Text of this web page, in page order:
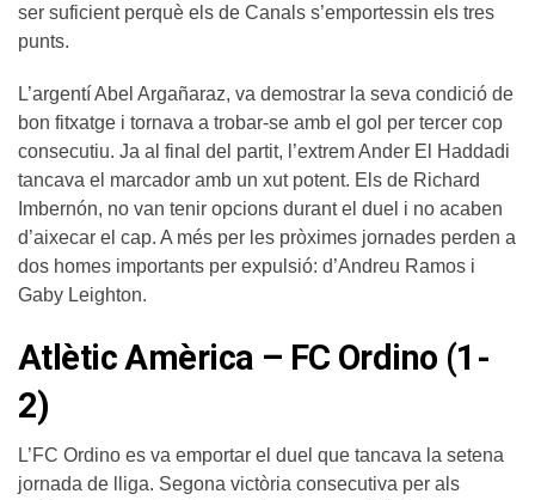
ser suficient perquè els de Canals s’emportessin els tres
punts.
L’argentí Abel Argañaraz, va demostrar la seva condició de
bon fitxatge i tornava a trobar-se amb el gol per tercer cop
consecutiu. Ja al final del partit, l’extrem Ander El Haddadi
tancava el marcador amb un xut potent. Els de Richard
Imbernón, no van tenir opcions durant el duel i no acaben
d’aixecar el cap. A més per les pròximes jornades perden a
dos homes importants per expulsió: d’Andreu Ramos i
Gaby Leighton.
Atlètic Amèrica – FC Ordino (1-
2)
L’FC Ordino es va emportar el duel que tancava la setena
jornada de lliga. Segona victòria consecutiva per als